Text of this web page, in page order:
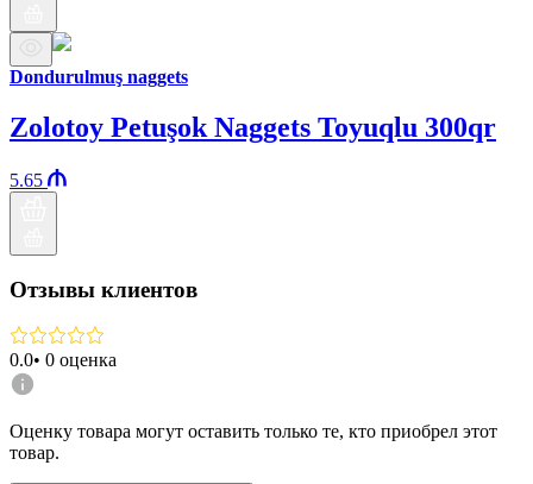
Dondurulmuş naggets
Zolotoy Petuşok Naggets Toyuqlu 300qr
5.65
Отзывы клиентов
0.0• 0 оценка
Оценку товара могут оставить только те, кто приобрел этот
товар.